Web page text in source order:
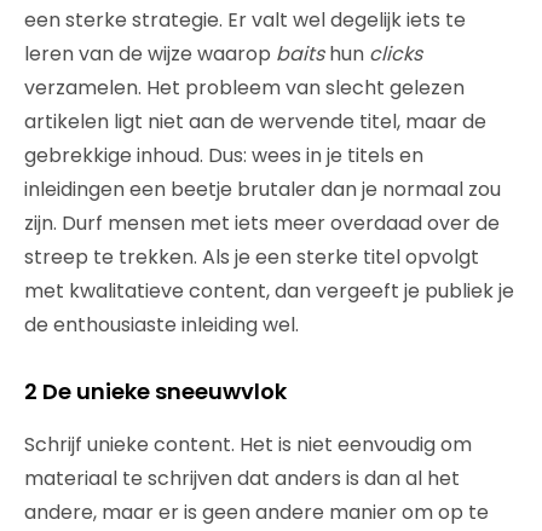
een sterke strategie. Er valt wel degelijk iets te
leren van de wijze waarop baitshun clicks
verzamelen. Het probleem van slecht gelezen
artikelen ligt niet aan de wervende titel, maar de
gebrekkige inhoud. Dus: wees in je titels en
inleidingen een beetje brutaler dan je normaal zou
zijn. Durf mensen met iets meer overdaad over de
streep te trekken. Als je een sterke titel opvolgt
met kwalitatieve content, dan vergeeft je publiek je
de enthousiaste inleiding wel.
2 De unieke sneeuwvlok
Schrijf unieke content. Het is niet eenvoudig om
materiaal te schrijven dat anders is dan al het
andere, maar er is geen andere manier om op te